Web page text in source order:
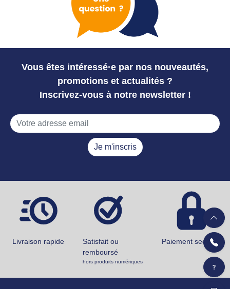
Vous êtes intéressé·e par nos nouveautés,
promotions et actualités ?
Inscrivez-vous à notre newsletter !
Je m'inscris
Livraison rapide
Satisfait ou
remboursé
hors produits numériques
Paiement securisé